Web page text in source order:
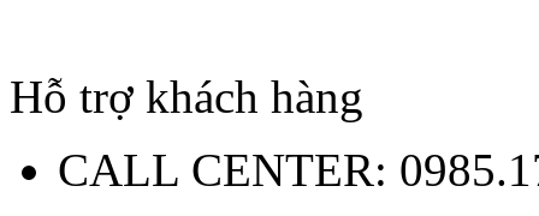
Hỗ trợ khách hàng
CALL CENTER: